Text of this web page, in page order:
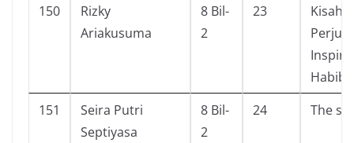
150
Rizky
Ariakusuma
8 Bil-
2
23
Kisah,
151
Seira Putri
Septiyasa
8 Bil-
2
24 The